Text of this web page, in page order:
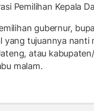
Pemilihan Kepala
gubernur,
yang tujuannya nanti
atau
malam.